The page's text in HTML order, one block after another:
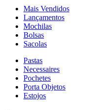
Mais Vendidos
Lançamentos
Mochilas
Bolsas
Sacolas
Pastas
Necessaires
Pochetes
Porta Objetos
Estojos